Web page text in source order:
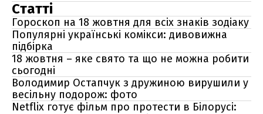
Статті
Гороскоп на 18 жовтня для всіх знаків зодіаку
Популярні українські комікси: дивовижна
підбірка
18 жовтня – яке свято та що не можна робити
сьогодні
Володимир Остапчук з дружиною вирушили у
весільну подорож: фото
Netflix готує фільм про протести в Білорусі: